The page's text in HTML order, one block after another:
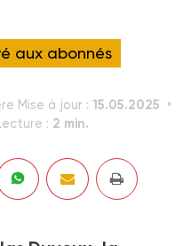
aux abonnés
Mise à jour : 15.05.2025
: 2 min.